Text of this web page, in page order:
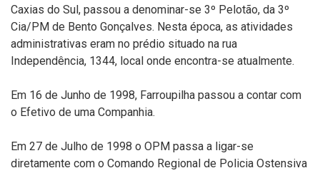
Caxias do Sul, passou a denominar-se 3º Pelotão, da 3º
Cia/PM de Bento Gonçalves. Nesta época, as atividades
administrativas eram no prédio situado na rua
Independência, 1344, local onde encontra-se atualmente.
Em 16 de Junho de 1998, Farroupilha passou a contar com
o Efetivo de uma Companhia.
Em 27 de Julho de 1998 o OPM passa a ligar-se
diretamente com o Comando Regional de Policia Ostensiva